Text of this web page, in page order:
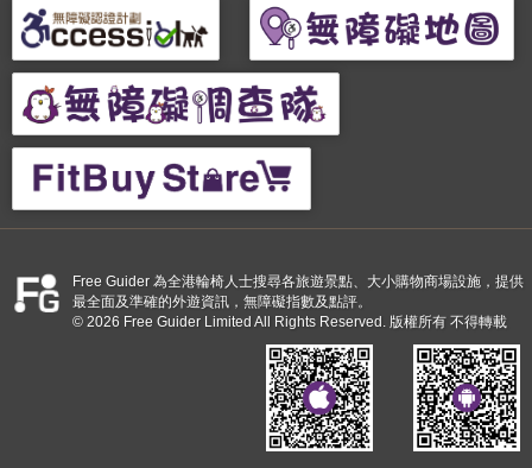
Free Guider 為全港輪椅人士搜尋各旅遊景點、大小購物商場設施，提供
最全面及準確的外遊資訊，無障礙指數及點評。
© 2026 Free Guider Limited All Rights Reserved. 版權所有 不得轉載